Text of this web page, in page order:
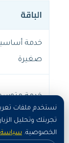
الباقة
خدمة
صغيرة
خدمة
خدمة
نستخدم ملفات
تجربتك وتحليل
الخصوصية. سياسة